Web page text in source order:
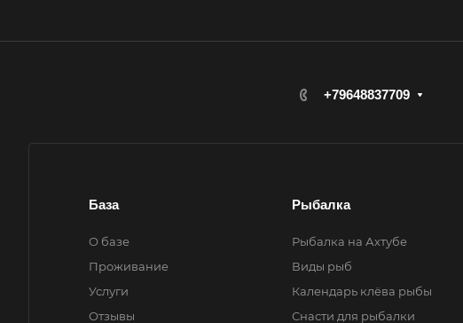
+79648837709
База
О базе
Проживание
Услуги
Отзывы
Рыбалка
Рыбалка на Ахтубе
Виды рыб
Календарь клёва рыбы
Снасти для рыбалки